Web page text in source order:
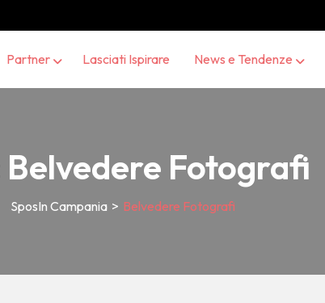
Partner Lasciati Ispirare News e Tendenze
Belvedere Fotografi
SposIn Campania > Belvedere Fotografi